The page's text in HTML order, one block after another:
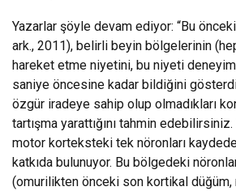
Yazarlar şöyle devam ediyor: “Bu
ark., 2011), belirli beyin bölgelerinin
hareket etme niyetini, bu niyeti
saniye öncesine kadar bildiğini
özgür iradeye sahip olup olmadıkları
tartışma yarattığını tahmin
motor korteksteki tek nöronları
katkıda bulunuyor. Bu bölgedeki
(omurilikten önceki son kortikal düğüm,